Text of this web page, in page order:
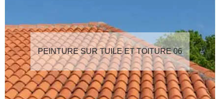
PEINTURE SUR TUILE ET TOITURE 06